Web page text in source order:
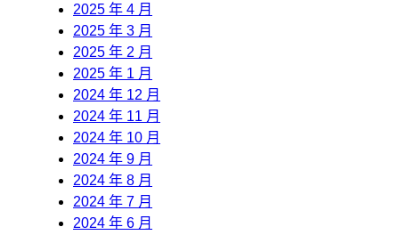
2025 年 4 月
2025 年 3 月
2025 年 2 月
2025 年 1 月
2024 年 12 月
2024 年 11 月
2024 年 10 月
2024 年 9 月
2024 年 8 月
2024 年 7 月
2024 年 6 月